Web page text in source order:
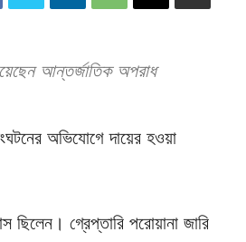
আন্তর্জাতিক অপরাধ
অভিযোগে দায়ের হওয়া
গ্রেপ্তারি পরোয়ানা জারি